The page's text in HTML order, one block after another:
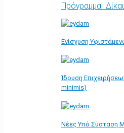
Πρόγραμμα
Ενίσχυση
Ίδρυση
minimis)
Νέες Υπό Σύσταση